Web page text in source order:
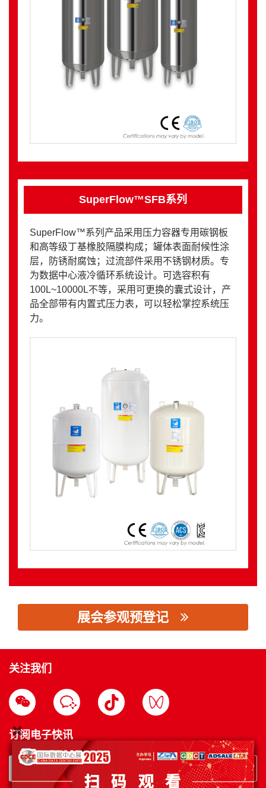
SuperFlow™SFB系列
SuperFlow™系列产品采用压力容器专用碳钢板
和高等级丁基橡胶隔膜构成；罐体表面耐候性涂
层，防锈耐腐蚀；过流部件采用不锈钢材质。专
为数据中心液冷循环系统设计。可选容积有
100L~10000L不等，采用可更换的囊式设计，产
品全部带有内置式压力表，可以轻松掌控系统压
力。
展会参观预登记
关注我们
订阅电子快讯
订阅